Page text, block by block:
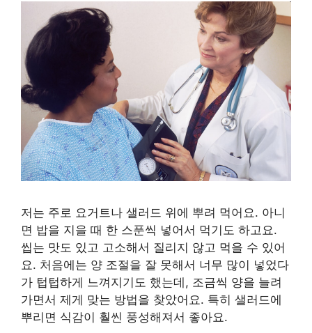
저는 주로 요거트나 샐러드 위에 뿌려 먹어요. 아니
면 밥을 지을 때 한 스푼씩 넣어서 먹기도 하고요.
씹는 맛도 있고 고소해서 질리지 않고 먹을 수 있어
요. 처음에는 양 조절을 잘 못해서 너무 많이 넣었다
가 텁텁하게 느껴지기도 했는데, 조금씩 양을 늘려
가면서 제게 맞는 방법을 찾았어요. 특히 샐러드에
뿌리면 식감이 훨씬 풍성해져서 좋아요.